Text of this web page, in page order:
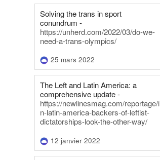
Solving the trans in sport
conundrum -
https://unherd.com/2022/03/do-we-
need-a-trans-olympics/
25 mars 2022
The Left and Latin America: a
comprehensive update -
https://newlinesmag.com/reportage/i
n-latin-america-backers-of-leftist-
dictatorships-look-the-other-way/
12 janvier 2022